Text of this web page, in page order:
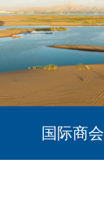
国际商会